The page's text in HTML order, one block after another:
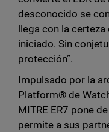
desconocido se
llega con la
iniciado. Sin
protección”.
Impulsado por la
Platform® de
MITRE ER7 pone
permite a sus